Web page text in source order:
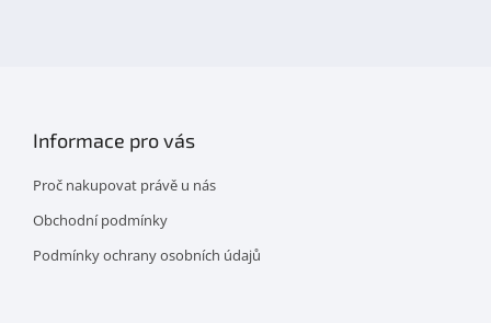
Informace pro vás
Proč nakupovat právě u nás
Obchodní podmínky
Podmínky ochrany osobních údajů